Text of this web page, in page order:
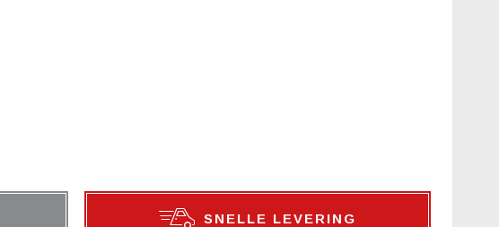
SNELLE LEVERING